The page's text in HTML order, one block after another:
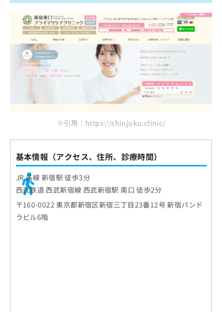
※引用：https://shinjuku.clinic/
基本情報（アクセス、住所、診療時間）
JR 各線 新宿駅 徒歩3分
西武鉄道 西武新宿線 西武新宿駅 南口 徒歩2分
〒160-0022 東京都新宿区新宿三丁目23番12号 新宿パンド
ラビル6階